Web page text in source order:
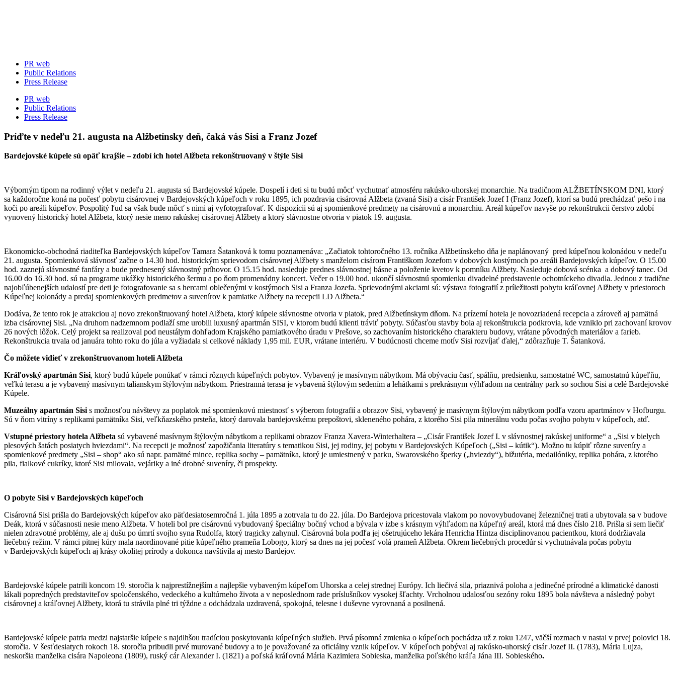
PR web
Public Relations
Press Release
PR web
Public Relations
Press Release
Príďte v nedeľu 21. augusta na Alžbetínsky deň, čaká vás Sisi a Franz Jozef
Bardejovské kúpele sú opäť krajšie – zdobí ich hotel Alžbeta rekonštruovaný v štýle Sisi
Výborným tipom na rodinný výlet v nedeľu 21. augusta sú Bardejovské kúpele. Dospelí i deti si tu budú môcť vychutnať atmosféru rakúsko-uhorskej monarchie. Na tradičnom ALŽBETÍNSKOM DNI, ktorý
sa každoročne koná na počesť pobytu cisárovnej v Bardejovských kúpeľoch v roku 1895, ich pozdravia cisárovná Alžbeta (zvaná Sisi) a cisár František Jozef I (Franz Jozef), ktorí sa budú prechádzať pešo i na
koči po areáli kúpeľov. Pospolitý ľud sa však bude môcť s nimi aj vyfotografovať. K dispozícii sú aj spomienkové predmety na cisárovnú a monarchiu. Areál kúpeľov navyše po rekonštrukcii čerstvo zdobí
vynovený historický hotel Alžbeta, ktorý nesie meno rakúskej cisárovnej Alžbety a ktorý slávnostne otvoria v piatok 19. augusta.
Ekonomicko-obchodná riaditeľka Bardejovských kúpeľov Tamara Šatanková k tomu poznamenáva: „Začiatok tohtoročného 13. ročníka Alžbetínskeho dňa je naplánovaný pred kúpeľnou kolonádou v nedeľu
21. augusta. Spomienková slávnosť začne o 14.30 hod. historickým sprievodom cisárovnej Alžbety s manželom cisárom Františkom Jozefom v dobových kostýmoch po areáli Bardejovských kúpeľov. O 15.00
hod. zaznejú slávnostné fanfáry a bude prednesený slávnostný príhovor. O 15.15 hod. nasleduje prednes slávnostnej básne a položenie kvetov k pomníku Alžbety. Nasleduje dobová scénka a dobový tanec. Od
16.00 do 16.30 hod. sú na programe ukážky historického šermu a po ňom promenádny koncert. Večer o 19.00 hod. ukončí slávnostnú spomienku divadelné predstavenie ochotníckeho divadla. Jednou z tradične
najobľúbenejších udalostí pre deti je fotografovanie sa s hercami oblečenými v kostýmoch Sisi a Franza Jozefa. Sprievodnými akciami sú: výstava fotografií z príležitosti pobytu kráľovnej Alžbety v priestoroch
Kúpeľnej kolonády a predaj spomienkových predmetov a suvenírov k pamiatke Alžbety na recepcii LD Alžbeta.“
Dodáva, že tento rok je atrakciou aj novo zrekonštruovaný hotel Alžbeta, ktorý kúpele slávnostne otvoria v piatok, pred Alžbetínskym dňom. Na prízemí hotela je novozriadená recepcia a zároveň aj pamätná
izba cisárovnej Sisi. „Na druhom nadzemnom podlaží sme urobili luxusný apartmán SISI, v ktorom budú klienti tráviť pobyty. Súčasťou stavby bola aj rekonštrukcia podkrovia, kde vzniklo pri zachovaní krovov
26 nových lôžok. Celý projekt sa realizoval pod neustálym dohľadom Krajského pamiatkového úradu v Prešove, so zachovaním historického charakteru budovy, vrátane pôvodných materiálov a farieb.
Rekonštrukcia trvala od januára tohto roku do júla a vyžiadala si celkové náklady 1,95 mil. EUR, vrátane interiéru. V budúcnosti chceme motív Sisi rozvíjať ďalej,“ zdôrazňuje T. Šatanková.
Čo môžete vidieť v zrekonštruovanom hoteli Alžbeta
Kráľovský apartmán Sisi, ktorý budú kúpele ponúkať v rámci rôznych kúpeľných pobytov. Vybavený je masívnym nábytkom. Má obývaciu časť, spálňu, predsienku, samostatné WC, samostatnú kúpeľňu,
veľkú terasu a je vybavený masívnym talianskym štýlovým nábytkom. Priestranná terasa je vybavená štýlovým sedením a lehátkami s prekrásnym výhľadom na centrálny park so sochou Sisi a celé Bardejovské
Kúpele.
Muzeálny apartmán Sisis možnosťou návštevy za poplatok má spomienkovú miestnosť s výberom fotografií a obrazov Sisi, vybavený je masívnym štýlovým nábytkom podľa vzoru apartmánov v Hofburgu.
Sú v ňom vitríny s replikami pamätníka Sisi, veľkňazského prsteňa, ktorý darovala bardejovskému prepoštovi, skleneného pohára, z ktorého Sisi pila minerálnu vodu počas svojho pobytu v kúpeľoch, atď.
Vstupné priestory hotela Alžbeta sú vybavené masívnym štýlovým nábytkom a replikami obrazov Franza Xavera-Winterhaltera – „Cisár František Jozef I. v slávnostnej rakúskej uniforme“ a „Sisi v bielych
plesových šatách posiatych hviezdami“. Na recepcii je možnosť zapožičania literatúry s tematikou Sisi, jej rodiny, jej pobytu v Bardejovských Kúpeľoch („Sisi – kútik“). Možno tu kúpiť rôzne suveníry a
spomienkové predmety „Sisi – shop“ ako sú napr. pamätné mince, replika sochy – pamätníka, ktorý je umiestnený v parku, Swarovského šperky („hviezdy“), bižutéria, medailóniky, replika pohára, z ktorého
pila, fialkové cukríky, ktoré Sisi milovala, vejáriky a iné drobné suveníry, či prospekty.
O pobyte Sisi v Bardejovských kúpeľoch
Cisárovná Sisi prišla do Bardejovských kúpeľov ako päťdesiatosemročná 1. júla 1895 a zotrvala tu do 22. júla. Do Bardejova pricestovala vlakom po novovybudovanej železničnej trati a ubytovala sa v budove
Deák, ktorá v súčasnosti nesie meno Alžbeta. V hoteli bol pre cisárovnú vybudovaný špeciálny bočný vchod a bývala v izbe s krásnym výhľadom na kúpeľný areál, ktorá má dnes číslo 218. Prišla si sem liečiť
nielen zdravotné problémy, ale aj dušu po úmrtí svojho syna Rudolfa, ktorý tragicky zahynul. Cisárovná bola podľa jej ošetrujúceho lekára Henricha Hintza disciplinovanou pacientkou, ktorá dodržiavala
liečebný režim. V rámci pitnej kúry mala naordinované pitie kúpeľného prameňa Lobogo, ktorý sa dnes na jej počesť volá prameň Alžbeta. Okrem liečebných procedúr si vychutnávala počas pobytu
v Bardejovských kúpeľoch aj krásy okolitej prírody a dokonca navštívila aj mesto Bardejov.
Bardejovské kúpele patrili koncom 19. storočia k najprestížnejším a najlepšie vybaveným kúpeľom Uhorska a celej strednej Európy. Ich liečivá sila, priaznivá poloha a jedinečné prírodné a klimatické danosti
lákali popredných predstaviteľov spoločenského, vedeckého a kultúrneho života a v neposlednom rade príslušníkov vysokej šľachty. Vrcholnou udalosťou sezóny roku 1895 bola návšteva a následný pobyt
cisárovnej a kráľovnej Alžbety, ktorá tu strávila plné tri týždne a odchádzala uzdravená, spokojná, telesne i duševne vyrovnaná a posilnená.
Bardejovské kúpele patria medzi najstaršie kúpele s najdlhšou tradíciou poskytovania kúpeľných služieb. Prvá písomná zmienka o kúpeľoch pochádza už z roku 1247, väčší rozmach v nastal v prvej polovici 18.
storočia. V šesťdesiatych rokoch 18. storočia pribudli prvé murované budovy a to je považované za oficiálny vznik kúpeľov. V kúpeľoch pobýval aj rakúsko-uhorský cisár Jozef II. (1783), Mária Lujza,
neskoršia manželka cisára Napoleona (1809), ruský cár Alexander I. (1821) a poľská kráľovná Mária Kazimiera Sobieska, manželka poľského kráľa Jána III. Sobieského.